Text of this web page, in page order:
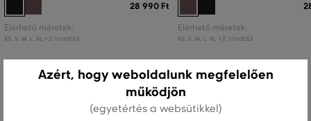
28 990 Ft
Elérhető méretek:
XS S M L XL +2 további
Elérhető méretek:
XS S M L XL +2 további
Recenziók
Azért, hogy weboldalunk megfelelően
működjön
(egyetértés a websütikkel)